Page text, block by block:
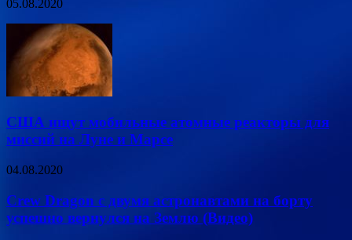
05.08.2020
США ищут мобильные атомные реакторы для
миссий на Луне и Марсе
04.08.2020
Crew Dragon с двумя астронавтами на борту
успешно вернулся на Землю (Видео)